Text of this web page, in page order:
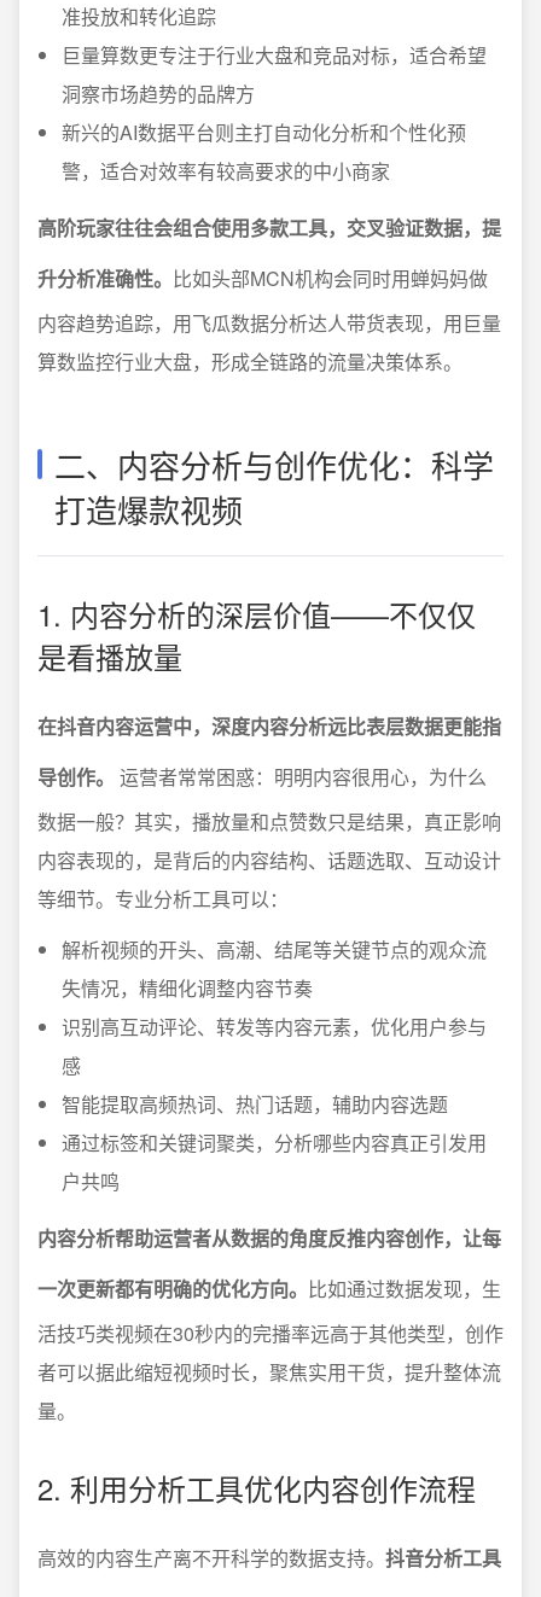
准投放和转化追踪
巨量算数更专注于行业大盘和竞品对标，适合希望
洞察市场趋势的品牌方
新兴的AI数据平台则主打自动化分析和个性化预
警，适合对效率有较高要求的中小商家
高阶玩家往往会组合使用多款工具，交叉验证数据，提
升分析准确性。 比如头部MCN机构会同时用蝉妈妈做
内容趋势追踪，用飞瓜数据分析达人带货表现，用巨量
算数监控行业大盘，形成全链路的流量决策体系。
二、内容分析与创作优化：科学
打造爆款视频
1. 内容分析的深层价值——不仅仅
是看播放量
在抖音内容运营中，深度内容分析远比表层数据更能指
导创作。
运营者常常困惑：明明内容很用心，为什么
数据一般？其实，播放量和点赞数只是结果，真正影响
内容表现的，是背后的内容结构、话题选取、互动设计
等细节。专业分析工具可以：
解析视频的开头、高潮、结尾等关键节点的观众流
失情况，精细化调整内容节奏
识别高互动评论、转发等内容元素，优化用户参与
感
智能提取高频热词、热门话题，辅助内容选题
通过标签和关键词聚类，分析哪些内容真正引发用
户共鸣
内容分析帮助运营者从数据的角度反推内容创作，让每
一次更新都有明确的优化方向。 比如通过数据发现，生
活技巧类视频在30秒内的完播率远高于其他类型，创作
者可以据此缩短视频时长，聚焦实用干货，提升整体流
量。
2. 利用分析工具优化内容创作流程
高效的内容生产离不开科学的数据支持。 抖音分析工具